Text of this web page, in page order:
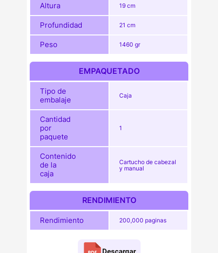
Altura 19 cm
Profundidad 21 cm
Peso 1460 gr
EMPAQUETADO
Tipo de
embalaje
Caja
Cantidad
por
paquete
1
Contenido
de la
caja
Cartucho de cabezal
y manual
RENDIMIENTO
Rendimiento 200,000 paginas